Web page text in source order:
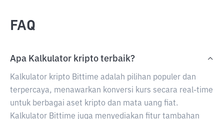
FAQ
Apa Kalkulator kripto terbaik?
Kalkulator kripto Bittime adalah pilihan populer dan
terpercaya, menawarkan konversi kurs secara real-time
untuk berbagai aset kripto dan mata uang fiat.
Kalkulator Bittime juga menyediakan fitur tambahan